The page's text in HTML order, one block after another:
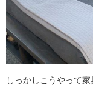
しっかしこうやって